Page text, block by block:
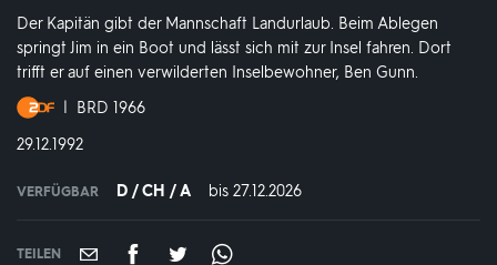
Der Kapitän gibt der Mannschaft Landurlaub. Beim Ablegen
springt Jim in ein Boot und lässt sich mit zur Insel fahren. Dort
trifft er auf einen verwilderten Inselbewohner, Ben Gunn.
Produktionsland
und
jahr:
BRD 1966
DATUM:
29.12.1992
VERFÜGBAR D / CH / A bis 27.12.2026
TEILEN